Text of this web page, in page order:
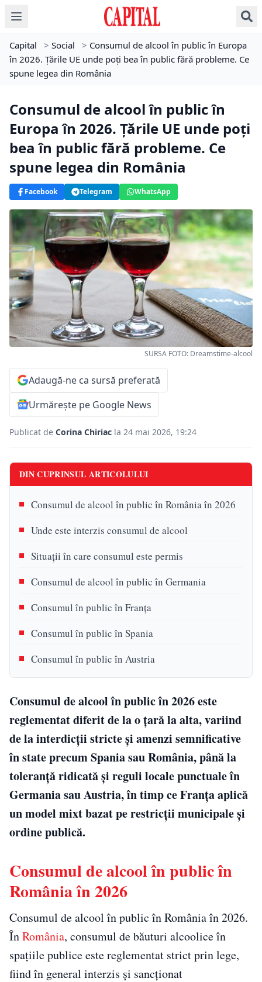
Capital > Social > Consumul de alcool în public în Europa
în 2026. Țările UE unde poți bea în public fără probleme. Ce
spune legea din România
Consumul de alcool în public în
Europa în 2026. Țările UE unde poți
bea în public fără probleme. Ce
spune legea din România
Facebook Telegram WhatsApp
SURSA FOTO: Dreamstime-alcool
Adaugă-ne ca sursă preferată
Urmărește pe Google News
Publicat de Corina Chiriac la 24 mai 2026, 19:24
DIN CUPRINSUL ARTICOLULUI
Consumul de alcool în public în România în 2026
Unde este interzis consumul de alcool
Situații în care consumul este permis
Consumul de alcool în public în Germania
Consumul în public în Franța
Consumul în public în Spania
Consumul în public în Austria
Consumul de alcool în public în 2026 este
reglementat diferit de la o țară la alta, variind
de la interdicții stricte și amenzi semnificative
în state precum Spania sau România, până la
toleranță ridicată și reguli locale punctuale în
Germania sau Austria, în timp ce Franța aplică
un model mixt bazat pe restricții municipale și
ordine publică.
Consumul de alcool în public în
România în 2026
Consumul de alcool în public în România în 2026.
ÎnRomânia, consumul de băuturi alcoolice în
spațiile publice este reglementat strict prin lege,
fiind în general interzis și sancționat